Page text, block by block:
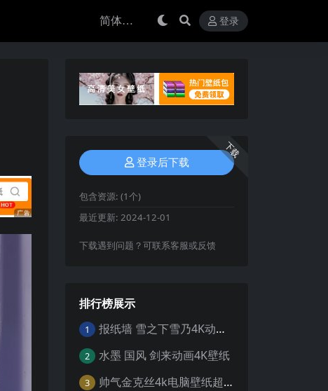
登录
下载
登录后下载
包含资源: (1个)
最近更新: 2024-12-01
下载遇到问题？可联系客服或反馈
排行榜展示
1 报纸墙 雪之下雪乃4K动漫壁纸
2 水墨 国风 剑来动画4K壁纸
3 帅气金克丝4k电脑壁纸超清